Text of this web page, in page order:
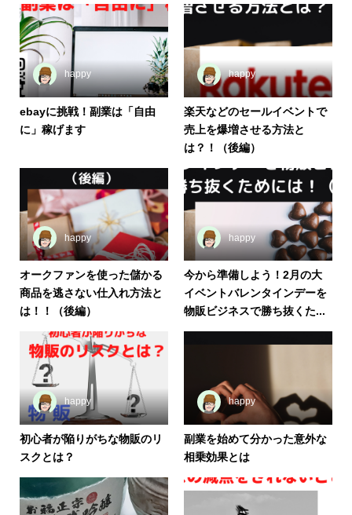
happy
ebayに挑戦！副業は「自由
に」稼げます
happy
楽天などのセールイベントで
売上を爆増させる方法と
は？！（後編）
happy
オークファンを使った儲かる
商品を逃さない仕入れ方法と
は！！（後編）
happy
今から準備しよう！2月の大
イベントバレンタインデーを
物販ビジネスで勝ち抜くた...
happy
初心者が陥りがちな物販のリ
スクとは？
happy
副業を始めて分かった意外な
相乗効果とは